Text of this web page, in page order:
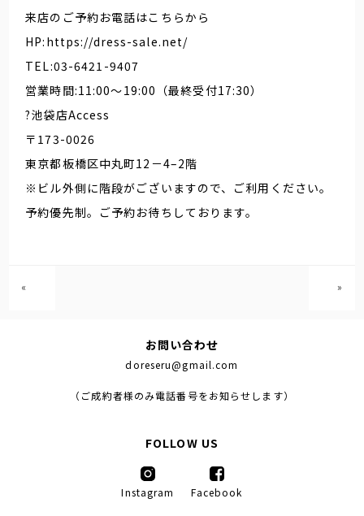
来店のご予約お電話はこちらから
HP:https://dress-sale.net/
TEL:03-6421-9407
営業時間:11:00～19:00（最終受付17:30）
?池袋店Access
〒173-0026
東京都板橋区中丸町12－4–2階
※ビル外側に階段がございますので、ご利用ください。
予約優先制。ご予約お待ちしております。
« »
お問い合わせ
doreseru@gmail.com
（ご成約者様のみ電話番号をお知らせします）
FOLLOW US
Instagram Facebook